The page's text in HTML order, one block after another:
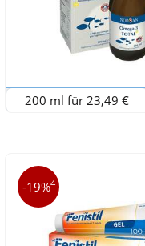
200 ml für 23,49 €
-19%4